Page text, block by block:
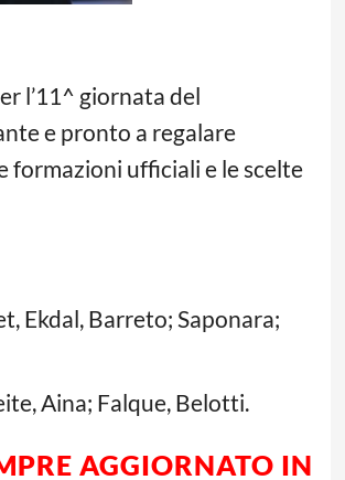
l’11^ giornata del
e pronto a regalare
formazioni ufficiali e le scelte
Ekdal, Barreto; Saponara;
Aina; Falque, Belotti.
AGGIORNATO IN